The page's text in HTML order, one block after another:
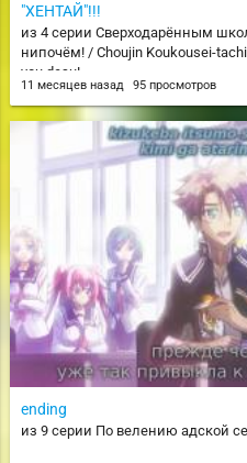
"ХЕНТАЙ"!!!
из 4 серии Сверходарённым
нипочём! / Choujin Koukousei-
you desu!
11 месяцев назад 95 просмотров
ending
из 9 серии По велению адской